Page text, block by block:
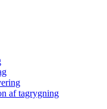
af tagrygning